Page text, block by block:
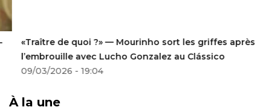
«Traître de quoi ?» — Mourinho sort les griffes après
l’embrouille avec Lucho Gonzalez au Clássico
09/03/2026 - 19:04
À la une